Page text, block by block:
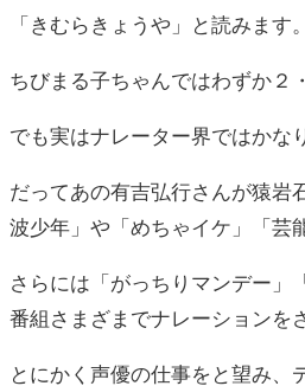
「きむらきょうや」と読みます。
ちびまる子ちゃんではわずか２
でも実はナレーター界ではかな
だってあの有吉弘行さんが猿岩
波少年」や「めちゃイケ」「芸
さらには「がっちりマンデー」
番組さまざまでナレーションを
とにかく声優の仕事をと望み、